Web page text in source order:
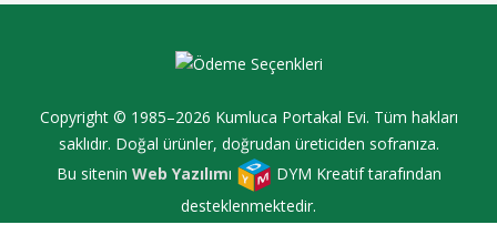
Copyright © 1985–2026 Kumluca Portakal Evi. Tüm hakları
saklıdır. Doğal ürünler, doğrudan üreticiden sofranıza.
Bu sitenin Web Yazılımı
DYM Kreatif tarafından
desteklenmektedir.